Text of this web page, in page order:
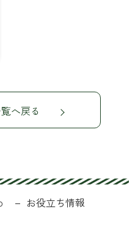
へ戻る
お役立ち情報